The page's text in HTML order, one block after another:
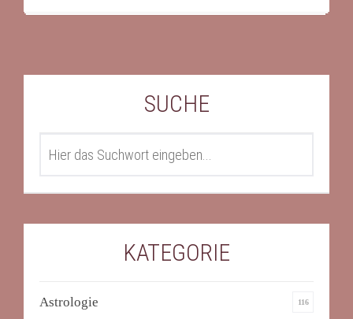
SUCHE
KATEGORIE
Astrologie 116